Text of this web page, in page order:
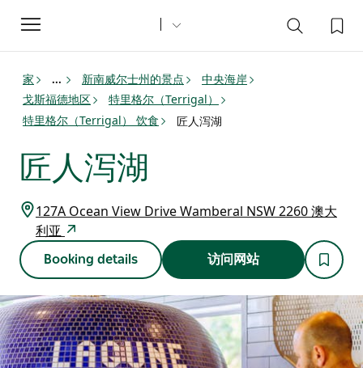
Toggle
navigation
家 ... 新南威尔士州的景点
中央海岸
戈斯福德地区
特里格尔（Terrigal）
特里格尔（Terrigal） 饮食
匠人泻湖
匠人泻湖
127A Ocean View Drive Wamberal NSW 2260 澳大
利亚
Booking details 访问网站